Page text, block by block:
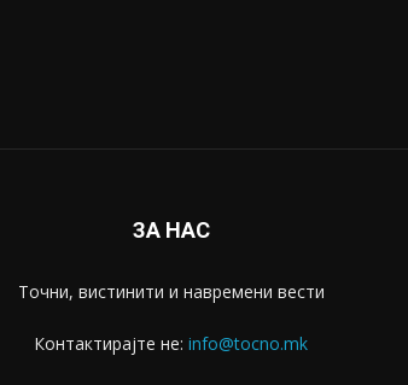
ЗА НАС
Точни, вистинити и навремени вести
Контактирајте не: info@tocno.mk